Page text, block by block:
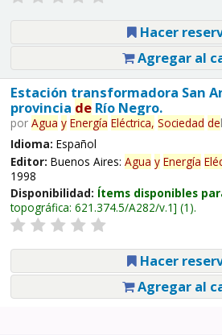
Hacer
Agregar al
Estación transformadora San
provincia deRío Negro.
por Agua y Energía Eléctrica, Sociedad del
Idioma: Español
Editor: Buenos Aires: Agua y Energía
1998
Disponibilidad: Ítems disponibles
topográfica: 621.374.5/A282/v.1 (1).
Hacer
Agregar al